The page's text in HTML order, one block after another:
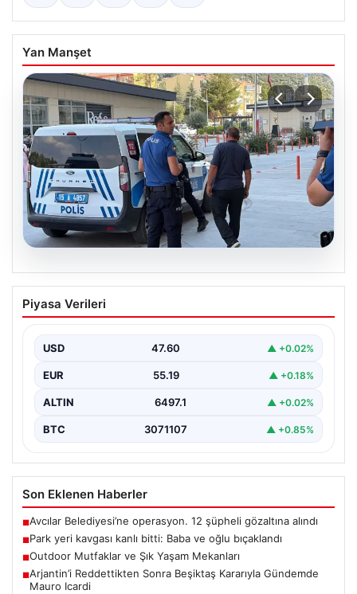
Yan Manşet
05.08.2026
Park yeri kavgası kanlı bitti: Baba ve
oğlu bıçaklandı
Piyasa Verileri
USD 47.60 ▲ +0.02%
EUR 55.19 ▲ +0.18%
ALTIN 6497.1 ▲ +0.02%
BTC 3071107 ▲ +0.85%
Son Eklenen Haberler
■Avcılar Belediyesi’ne operasyon. 12 şüpheli gözaltına alındı
■Park yeri kavgası kanlı bitti: Baba ve oğlu bıçaklandı
■Outdoor Mutfaklar ve Şık Yaşam Mekanları
■Arjantin’i Reddettikten Sonra Beşiktaş Kararıyla Gündemde
Mauro Icardi